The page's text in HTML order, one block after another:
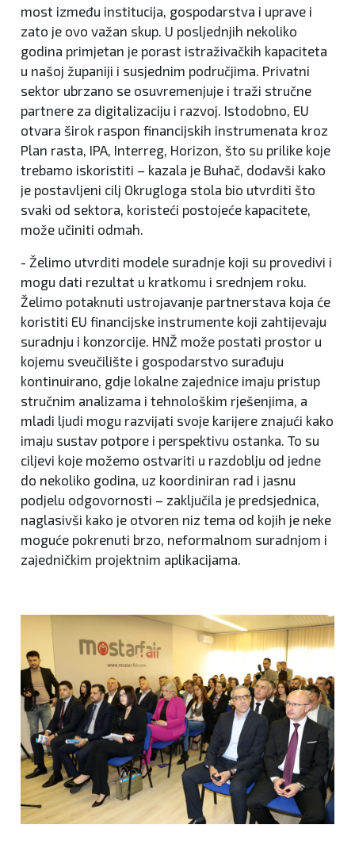
most između institucija, gospodarstva i uprave i
zato je ovo važan skup. U posljednjih nekoliko
godina primjetan je porast istraživačkih kapaciteta
u našoj županiji i susjednim područjima. Privatni
sektor ubrzano se osuvremenjuje i traži stručne
partnere za digitalizaciju i razvoj. Istodobno, EU
otvara širok raspon financijskih instrumenata kroz
Plan rasta, IPA, Interreg, Horizon, što su prilike koje
trebamo iskoristiti – kazala je Buhač, dodavši kako
je postavljeni cilj Okrugloga stola bio utvrditi što
svaki od sektora, koristeći postojeće kapacitete,
može učiniti odmah.
- Želimo utvrditi modele suradnje koji su provedivi i
mogu dati rezultat u kratkomu i srednjem roku.
Želimo potaknuti ustrojavanje partnerstava koja će
koristiti EU financijske instrumente koji zahtijevaju
suradnju i konzorcije. HNŽ može postati prostor u
kojemu sveučilište i gospodarstvo surađuju
kontinuirano, gdje lokalne zajednice imaju pristup
stručnim analizama i tehnološkim rješenjima, a
mladi ljudi mogu razvijati svoje karijere znajući kako
imaju sustav potpore i perspektivu ostanka. To su
ciljevi koje možemo ostvariti u razdoblju od jedne
do nekoliko godina, uz koordiniran rad i jasnu
podjelu odgovornosti – zaključila je predsjednica,
naglasivši kako je otvoren niz tema od kojih je neke
moguće pokrenuti brzo, neformalnom suradnjom i
zajedničkim projektnim aplikacijama.